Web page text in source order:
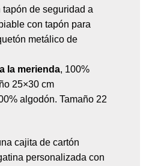
de seguridad a
con tapón para
metálico de
la merienda, 100%
25×30 cm
algodón. Tamaño 22
cajita de cartón
personalizada con